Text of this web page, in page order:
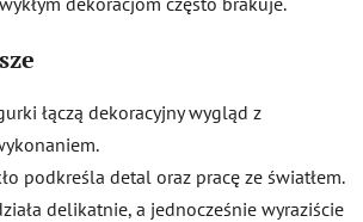
łączą dekoracyjny wygląd z
podkreśla detal oraz pracę ze światłem.
delikatnie, a jednocześnie wyraziście